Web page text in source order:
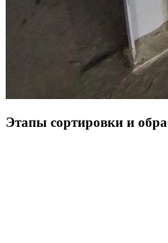
Этапы сортировки и